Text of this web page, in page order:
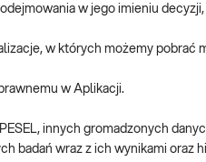
w jego imieniu
w których możemy pobrać
w Aplikacji.
innych gromadzonych
badań wraz z ich wynikami oraz